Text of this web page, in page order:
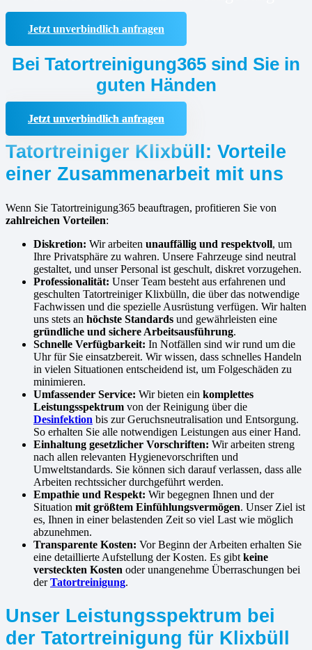
Jetzt unverbindlich anfragen
Bei Tatortreinigung365 sind Sie in
guten Händen
Jetzt unverbindlich anfragen
Tatortreiniger Klixbüll: Vorteile
einer Zusammenarbeit mit uns
Wenn Sie Tatortreinigung365 beauftragen, profitieren Sie von
zahlreichen Vorteilen:
Diskretion: Wir arbeiten unauffällig und respektvoll, um
Ihre Privatsphäre zu wahren. Unsere Fahrzeuge sind neutral
gestaltet, und unser Personal ist geschult, diskret vorzugehen.
Professionalität: Unser Team besteht aus erfahrenen und
geschulten Tatortreiniger Klixbülln, die über das notwendige
Fachwissen und die spezielle Ausrüstung verfügen. Wir halten
uns stets an höchste Standards und gewährleisten eine
gründliche und sichere Arbeitsausführung.
Schnelle Verfügbarkeit: In Notfällen sind wir rund um die
Uhr für Sie einsatzbereit. Wir wissen, dass schnelles Handeln
in vielen Situationen entscheidend ist, um Folgeschäden zu
minimieren.
Umfassender Service: Wir bieten ein komplettes
Leistungsspektrum von der Reinigung über die
Desinfektion bis zur Geruchsneutralisation und Entsorgung.
So erhalten Sie alle notwendigen Leistungen aus einer Hand.
Einhaltung gesetzlicher Vorschriften: Wir arbeiten streng
nach allen relevanten Hygienevorschriften und
Umweltstandards. Sie können sich darauf verlassen, dass alle
Arbeiten rechtssicher durchgeführt werden.
Empathie und Respekt: Wir begegnen Ihnen und der
Situation mit größtem Einfühlungsvermögen. Unser Ziel ist
es, Ihnen in einer belastenden Zeit so viel Last wie möglich
abzunehmen.
Transparente Kosten: Vor Beginn der Arbeiten erhalten Sie
eine detaillierte Aufstellung der Kosten. Es gibt keine
versteckten Kosten oder unangenehme Überraschungen bei
derTatortreinigung.
Unser Leistungsspektrum bei
der Tatortreinigung für Klixbüll